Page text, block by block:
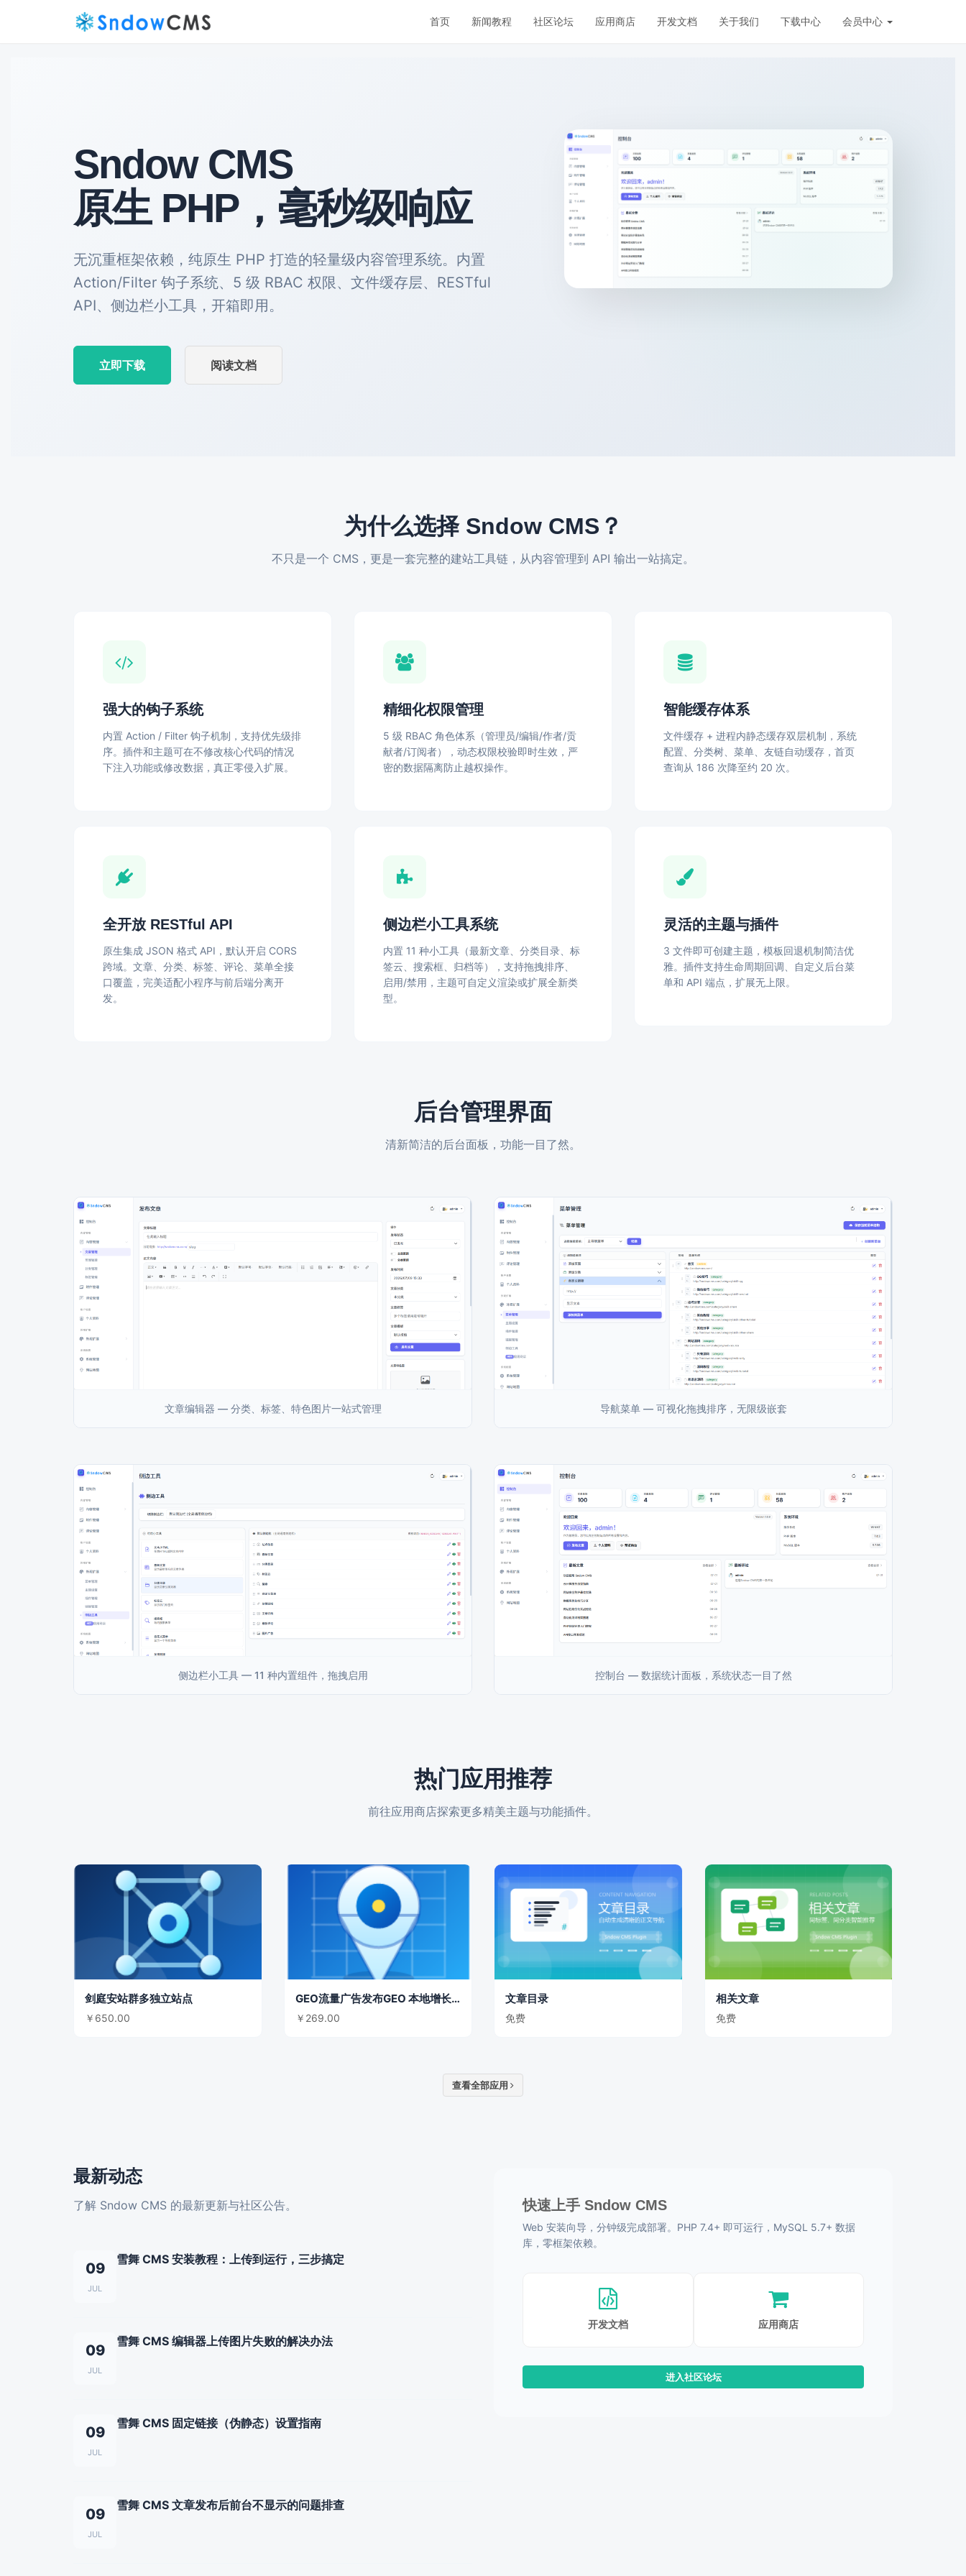
首页 新闻教程 社区论坛 应用商店 开发文档 关于我们 下载中心 会员中心
Sndow CMS
原生 PHP，毫秒级响应
无沉重框架依赖，纯原生 PHP 打造的轻量级内容管理系统。内置
Action/Filter 钩子系统、5 级 RBAC 权限、文件缓存层、RESTful
API、侧边栏小工具，开箱即用。
立即下载 阅读文档
为什么选择 Sndow CMS？
不只是一个 CMS，更是一套完整的建站工具链，从内容管理到 API 输出一站搞定。
强大的钩子系统
内置 Action / Filter 钩子机制，支持优先级排
序。插件和主题可在不修改核心代码的情况
下注入功能或修改数据，真正零侵入扩展。
精细化权限管理
5 级 RBAC 角色体系（管理员/编辑/作者/贡
献者/订阅者），动态权限校验即时生效，严
密的数据隔离防止越权操作。
智能缓存体系
文件缓存 + 进程内静态缓存双层机制，系统
配置、分类树、菜单、友链自动缓存，首页
查询从 186 次降至约 20 次。
全开放 RESTful API
原生集成 JSON 格式 API，默认开启 CORS
跨域。文章、分类、标签、评论、菜单全接
口覆盖，完美适配小程序与前后端分离开
发。
侧边栏小工具系统
内置 11 种小工具（最新文章、分类目录、标
签云、搜索框、归档等），支持拖拽排序、
启用/禁用，主题可自定义渲染或扩展全新类
型。
灵活的主题与插件
3 文件即可创建主题，模板回退机制简洁优
雅。插件支持生命周期回调、自定义后台菜
单和 API 端点，扩展无上限。
后台管理界面
清新简洁的后台面板，功能一目了然。
文章编辑器 — 分类、标签、特色图片一站式管理 导航菜单 — 可视化拖拽排序，无限级嵌套
侧边栏小工具 — 11 种内置组件，拖拽启用 控制台 — 数据统计面板，系统状态一目了然
热门应用推荐
前往应用商店探索更多精美主题与功能插件。
剑庭安站群多独立站点
￥650.00
GEO流量广告发布GEO 本地增长主题
￥269.00
文章目录
免费
相关文章
免费
查看全部应用
最新动态
了解 Sndow CMS 的最新更新与社区公告。
09
JUL
雪舞 CMS 安装教程：上传到运行，三步搞定
09
JUL
雪舞 CMS 编辑器上传图片失败的解决办法
09
JUL
雪舞 CMS 固定链接（伪静态）设置指南
09
JUL
雪舞 CMS 文章发布后前台不显示的问题排查
快速上手 Sndow CMS
Web 安装向导，分钟级完成部署。PHP 7.4+ 即可运行，MySQL 5.7+ 数据
库，零框架依赖。
开发文档 应用商店
进入社区论坛